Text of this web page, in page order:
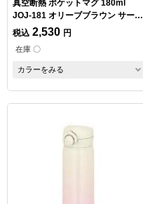
真空断熱 ポケットマグ 180ml
JOJ-181 オリーブブラウン サーモ
ス 水筒
税込 2,530 円
在庫 〇
カラーをみる